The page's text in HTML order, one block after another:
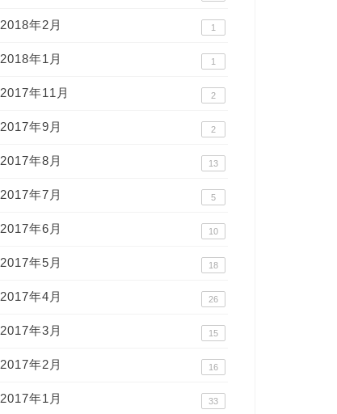
2018年2月 1
2018年1月 1
2017年11月 2
2017年9月 2
2017年8月 13
2017年7月 5
2017年6月 10
2017年5月 18
2017年4月 26
2017年3月 15
2017年2月 16
2017年1月 33